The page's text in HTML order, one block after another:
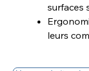
surfaces
leurs